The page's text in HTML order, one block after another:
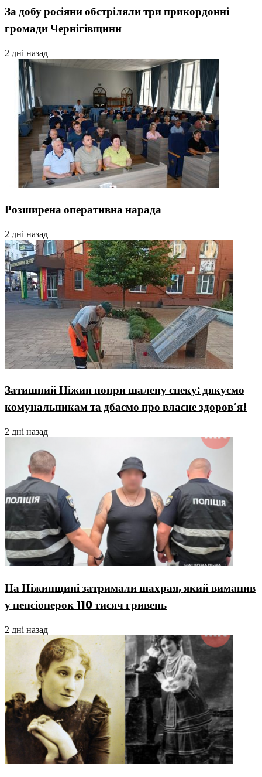
За добу росіяни обстріляли три прикордонні
громади Чернігівщини
2 дні назад
Розширена оперативна нарада
2 дні назад
Затишний Ніжин попри шалену спеку: дякуємо
комунальникам та дбаємо про власне здоров’я!
2 дні назад
На Ніжинщині затримали шахрая, який виманив
у пенсіонерок 110 тисяч гривень
2 дні назад